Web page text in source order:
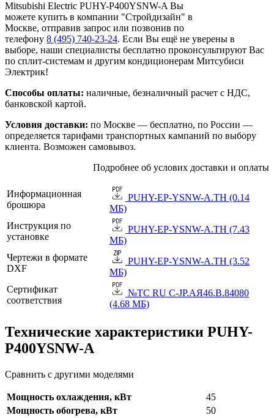
Mitsubishi Electric PUHY-P400YSNW-A Вы
можете купить в компании "Стройдизайн" в
Москве, отправив запрос или позвонив по
телефону 8 (495) 740-23-24. Если Вы ещё не уверены в
выборе, наши специалисты бесплатно проконсультируют Вас
по сплит-системам и другим кондиционерам Митсубиси
Электрик!
Способы оплаты: наличные, безналичный расчет с НДС,
банковской картой.
Условия доставки: по Москве — бесплатно, по России —
определяется тарифами транспортных кампаний по выбору
клиента. Возможен самовывоз.
Подробнее об услових доставки и оплаты
Информационная
брошюра
PUHY-EP-YSNW-A.TH (0.14
МБ)
Инструкция по
установке
PUHY-EP-YSNW-A.TH (7.43
МБ)
Чертежи в формате
DXF
PUHY-EP-YSNW-A.TH (3.52
МБ)
Сертификат
соответствия
№TC RU C-JP.АЯ46.B.84080
(4.68 МБ)
Технические характеристики PUHY-
P400YSNW-A
Сравнить с другими моделями
Мощность охлаждения, кВт
45
Мощность обогрева, кВт
50